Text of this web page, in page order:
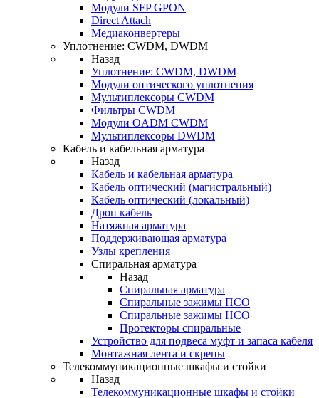
Модули SFP GPON
Direct Attach
Медиаконвертеры
Уплотнение: CWDM, DWDM
Назад
Уплотнение: CWDM, DWDM
Модули оптического уплотнения
Мультиплексоры CWDM
Фильтры CWDM
Модули OADM CWDM
Мультиплексоры DWDM
Кабель и кабельная арматура
Назад
Кабель и кабельная арматура
Кабель оптический (магистральный)
Кабель оптический (локальный)
Дроп кабель
Натяжная арматура
Поддерживающая арматура
Узлы крепления
Спиральная арматура
Назад
Спиральная арматура
Спиральные зажимы ПСО
Спиральные зажимы НСО
Протекторы спиральные
Устройство для подвеса муфт и запаса кабеля
Монтажная лента и скрепы
Телекоммуникационные шкафы и стойки
Назад
Телекоммуникационные шкафы и стойки